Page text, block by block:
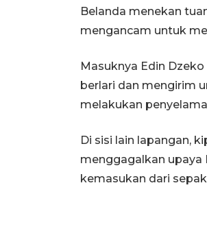
Belanda menekan
mengancam untuk
Masuknya Edin
berlari dan mengirim
melakukan
Di sisi lain lapangan,
menggagalkan upaya
kemasukan dari